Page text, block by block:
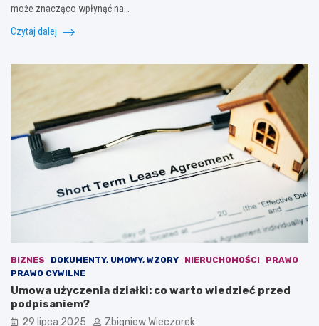
może znacząco wpłynąć na…
Czytaj dalej
BIZNES DOKUMENTY, UMOWY, WZORY NIERUCHOMOŚCI
PRAWO
PRAWO CYWILNE
Umowa użyczenia działki: co warto wiedzieć przed
podpisaniem?
29 lipca 2025 Zbigniew Wieczorek